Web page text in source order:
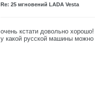
Re: 25 мгновений LADA Vesta
очень кстати довольно хорошо!
у какой русской машины можно